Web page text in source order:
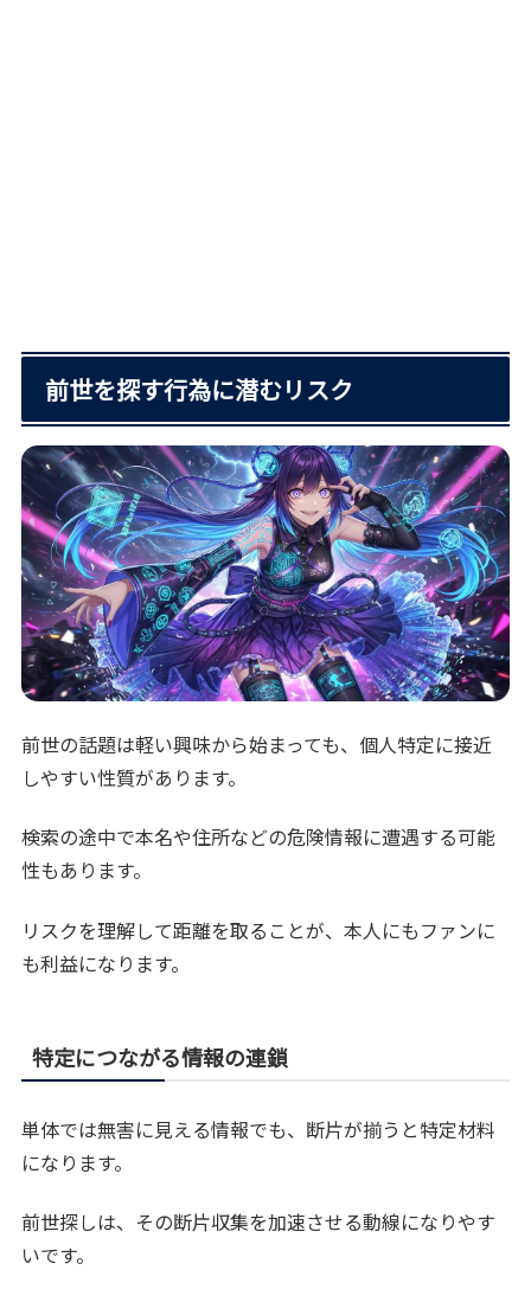
前世を探す行為に潜むリスク
前世の話題は軽い興味から始まっても、個人特定に接近
しやすい性質があります。
検索の途中で本名や住所などの危険情報に遭遇する可能
性もあります。
リスクを理解して距離を取ることが、本人にもファンに
も利益になります。
特定につながる情報の連鎖
単体では無害に見える情報でも、断片が揃うと特定材料
になります。
前世探しは、その断片収集を加速させる動線になりやす
いです。